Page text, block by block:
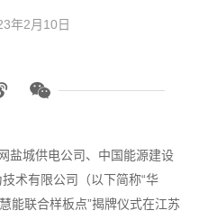
年2月10日
盐城供电公司、中国能源建设
术有限公司（以下简称“华
能联合样板点”揭牌仪式在江苏